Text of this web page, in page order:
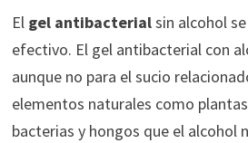
El gel antibacterialsin alcohol
efectivo. El gel antibacterial con
aunque no para el sucio
elementos naturales como
bacterias y hongos que el alcohol